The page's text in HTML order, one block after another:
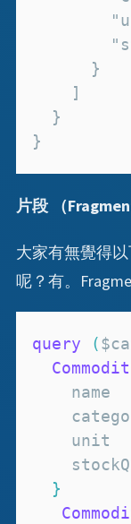
}
片段 （
大家有無覺得
呢？有。
query (
}